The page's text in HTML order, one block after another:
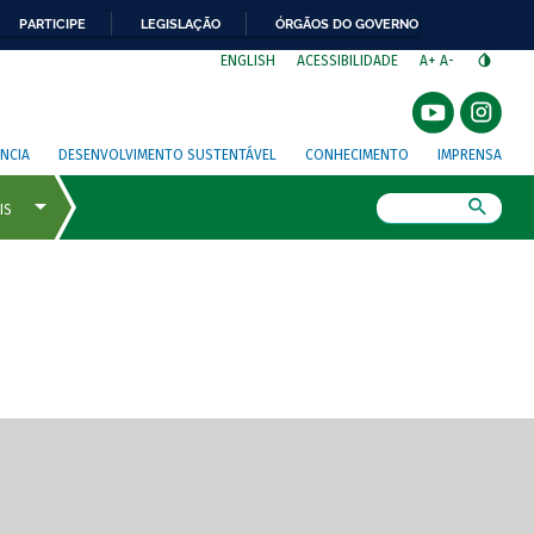
PARTICIPE LEGISLAÇÃO ÓRGÃOS DO GOVERNO
ENGLISH ACESSIBILIDADE A+ A-
DESENVOLVIMENTO SUSTENTÁVEL CONHECIMENTO IMPRENSA
de tela